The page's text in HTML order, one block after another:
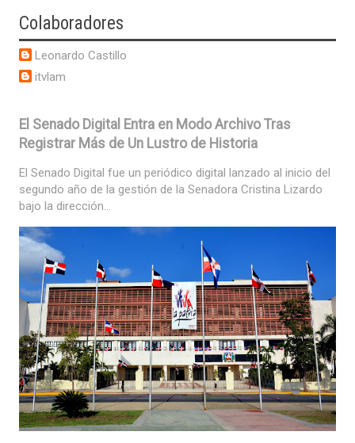
Colaboradores
Leonardo Castillo
itvlam
El Senado Digital Entra en Modo Archivo Tras
Registrar Más de Un Lustro de Historia
El Senado Digital fue un periódico digital lanzado al inicio del
segundo año de la gestión de la Senadora Cristina Lizardo
bajo la dirección...